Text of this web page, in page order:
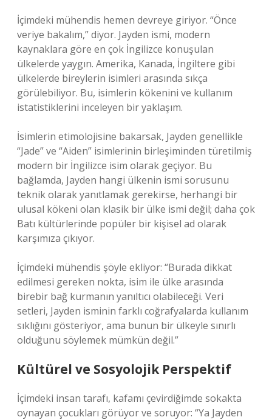
İçimdeki mühendis hemen devreye giriyor. “Önce
veriye bakalım,” diyor. Jayden ismi, modern
kaynaklara göre en çok İngilizce konuşulan
ülkelerde yaygın. Amerika, Kanada, İngiltere gibi
ülkelerde bireylerin isimleri arasında sıkça
görülebiliyor. Bu, isimlerin kökenini ve kullanım
istatistiklerini inceleyen bir yaklaşım.
İsimlerin etimolojisine bakarsak, Jayden genellikle
“Jade” ve “Aiden” isimlerinin birleşiminden türetilmiş
modern bir İngilizce isim olarak geçiyor. Bu
bağlamda, Jayden hangi ülkenin ismi sorusunu
teknik olarak yanıtlamak gerekirse, herhangi bir
ulusal kökeni olan klasik bir ülke ismi değil; daha çok
Batı kültürlerinde popüler bir kişisel ad olarak
karşımıza çıkıyor.
İçimdeki mühendis şöyle ekliyor: “Burada dikkat
edilmesi gereken nokta, isim ile ülke arasında
birebir bağ kurmanın yanıltıcı olabileceği. Veri
setleri, Jayden isminin farklı coğrafyalarda kullanım
sıklığını gösteriyor, ama bunun bir ülkeyle sınırlı
olduğunu söylemek mümkün değil.”
Kültürel ve Sosyolojik Perspektif
İçimdeki insan tarafı, kafamı çevirdiğimde sokakta
oynayan çocukları görüyor ve soruyor: “Ya Jayden